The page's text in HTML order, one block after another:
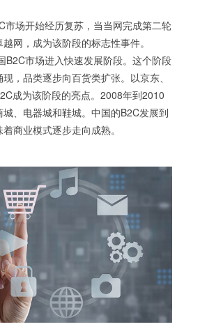
市场开始经历复苏，当当网完成第二轮
网，成为该阶段的标志性事件。
B2C市场进入快速发展阶段。这个阶段
，品类逐步向百货类扩张。以京东、
成为该阶段的亮点。2008年到2010
、电器城和鞋城。中国的B2C发展到
商业模式逐步走向成熟。